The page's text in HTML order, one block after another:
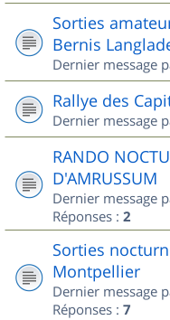
Sorties
Bernis
Dernier message
Rallye des
Dernier message
RANDO
D'AMRUSSUM
Dernier message
Réponses : 2
Sorties
Montpellier
Dernier message
Réponses : 7